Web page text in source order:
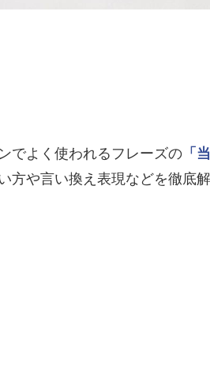
でよく使われるフレーズの 「
方や言い換え表現などを徹底解